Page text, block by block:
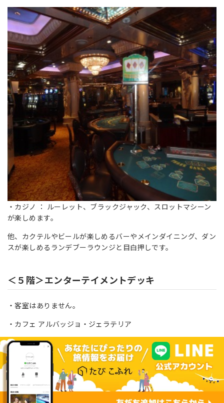
・カジノ ： ルーレット、ブラックジャック、スロットマシーン
が楽しめます。
他、カクテルやビールが楽しめるバーやメインダイニング、ダン
スが楽しめるランデブーラウンジと目白押しです。
＜５階＞エンターテイメントデッキ
・客室はありません。
・カフェ アルバッジョ・ジェラテリア